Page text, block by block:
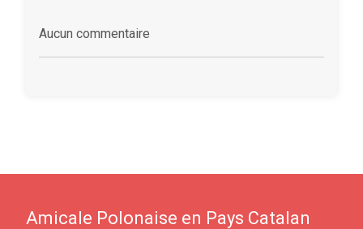
Aucun commentaire
Amicale Polonaise en Pays Catalan